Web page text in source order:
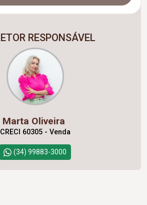
RESPONSÁVEL
Marta Oliveira
CRECI 60305 - Venda
(34) 99883-3000